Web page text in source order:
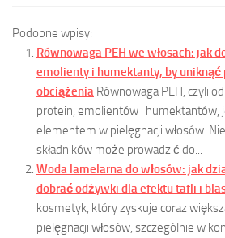
Podobne wpisy:
Równowaga PEH we włosach: jak
emolienty i humektanty, by uniknąć
obciążenia Równowaga PEH, czyli
protein, emolientów i humektantów,
elementem w pielęgnacji włosów.
składników może prowadzić do...
Woda lamelarna do włosów: jak
dobrać odżywki dla efektu tafli i
kosmetyk, który zyskuje coraz
pielęgnacji włosów, szczególnie w